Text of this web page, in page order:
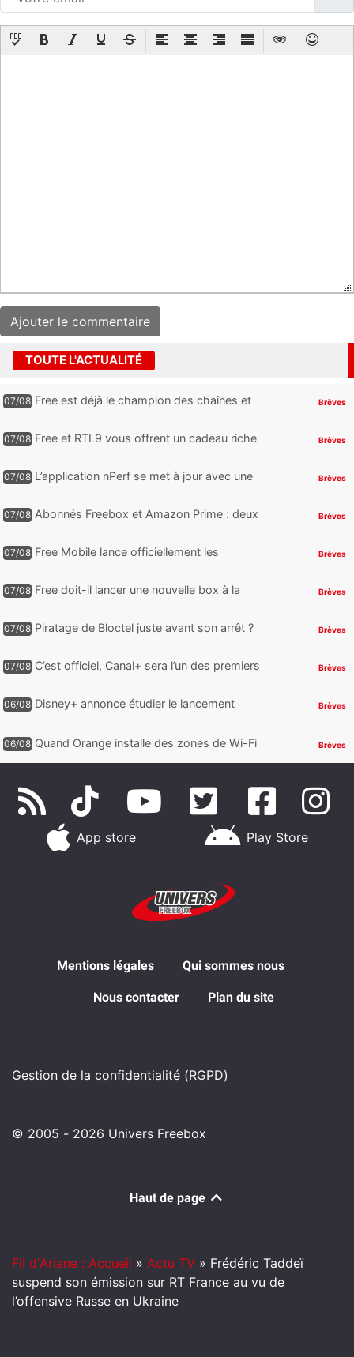
TOUTE L'ACTUALITÉ
07/08 Free est déjà le champion des chaînes et
Brèves
07/08 Free et RTL9 vous offrent un cadeau riche
Brèves
07/08 L’application nPerf se met à jour avec une
Brèves
07/08 Abonnés Freebox et Amazon Prime : deux
Brèves
07/08 Free Mobile lance officiellement les
cadeaux
Brèves
07/08 Free doit-il lancer une nouvelle box à la
Brèves
07/08 Piratage de Bloctel juste avant son arrêt ?
Brèves
07/08 C’est officiel, Canal+ sera l’un des premiers
Brèves
06/08 Disney+ annonce étudier le lancement
Brèves
06/08 Quand Orange installe des zones de Wi-Fi
Brèves
App store Play Store
Mentions légales Qui sommes nous
Nous contacter Plan du site
Gestion de la confidentialité (RGPD)
© 2005 - 2026 Univers Freebox
Haut de page
Fil d'Ariane : Accueil » Actu TV » Frédéric Taddeï
suspend son émission sur RT France au vu de
l’offensive Russe en Ukraine